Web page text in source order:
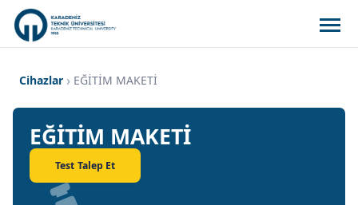
Cihazlar EĞİTİM MAKETİ
EĞİTİM MAKETİ
Test Talep Et